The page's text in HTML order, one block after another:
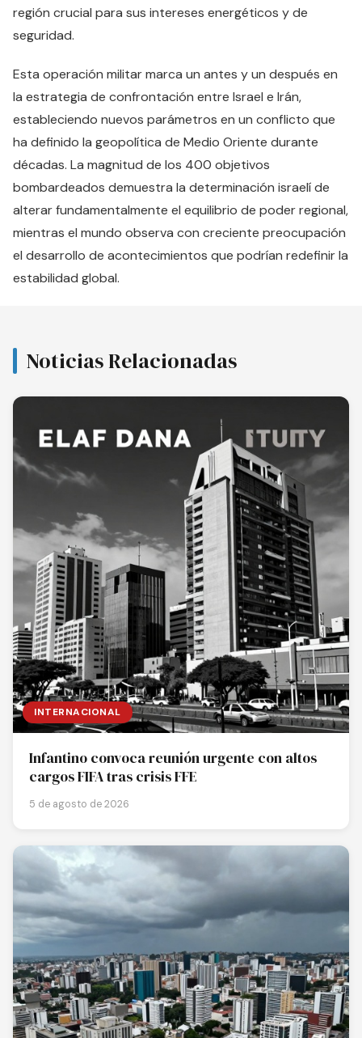
región crucial para sus intereses energéticos y de
seguridad.
Esta operación militar marca un antes y un después en
la estrategia de confrontación entre Israel e Irán,
estableciendo nuevos parámetros en un conflicto que
ha definido la geopolítica de Medio Oriente durante
décadas. La magnitud de los 400 objetivos
bombardeados demuestra la determinación israelí de
alterar fundamentalmente el equilibrio de poder regional,
mientras el mundo observa con creciente preocupación
el desarrollo de acontecimientos que podrían redefinir la
estabilidad global.
Noticias Relacionadas
INTERNACIONAL
Infantino convoca reunión urgente con altos
cargos FIFA tras crisis FFE
5 de agosto de 2026